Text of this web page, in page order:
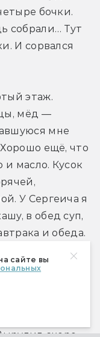
сайте вы
бочки.
собрали… Тут
И сорвался
этаж.
мёд —
мне
ещё, что
и масло. Кусок
У Сергеича я
в обед суп,
и обеда.
работу…
скоро,